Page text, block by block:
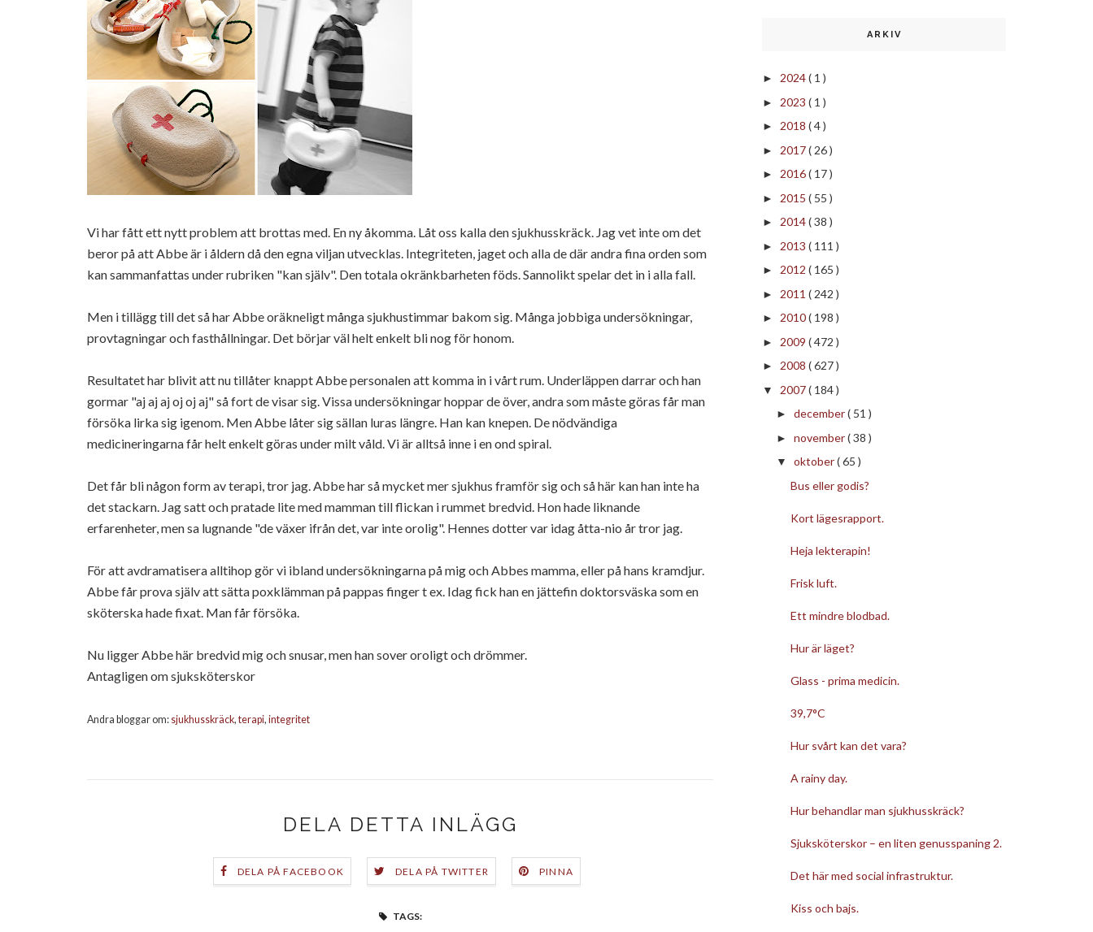
Vi har fått ett nytt problem att brottas med. En ny åkomma. Låt oss kalla den sjukhusskräck. Jag vet inte om det
beror på attAbbeär i åldern då den egna viljan utvecklas. Integriteten, jaget och alla de där andra fina orden som
kan sammanfattas under rubriken "kan själv". Den totalaokränkbarhetenföds.Sannoliktspelar det in i alla fall.
Men i tillägg till det så harAbbeoräkneligt många sjukhustimmar bakom sig. Många jobbiga undersökningar,
provtagningar ochfasthållningar. Det börjar väl helt enkelt bli nog för honom.
Resultatet har blivit att nu tillåter knapptAbbepersonalen att komma in i vårt rum. Underläppen darrar och han
gormar "aj aj aj oj oj aj" så fort de visar sig. Vissa undersökningar hoppar de över, andra som måste göras får man
försöka lirka sig igenom. MenAbbe låter sig sällan luras längre. Han kan knepen. De nödvändiga
medicineringarna får helt enkelt göras under milt våld. Vi är alltså inne i en ondspiral.
Det får bli någon form av terapi, tror jag.Abbehar så mycket mer sjukhus framför sig och så här kan han inte ha
detstackarn. Jag satt och pratade lite med mamman till flickan i rummet bredvid. Hon hade liknande
erfarenheter, men sa lugnande "de växer ifrån det, var inte orolig". Hennes dotter var idag åtta-nio år tror jag.
För att avdramatisera alltihop gör vi ibland undersökningarna på mig ochAbbes mamma, eller på hans kramdjur.
Abbefår prova själv att sättapoxklämmanpåpappas finger t ex. Idag fick han en jättefin doktorsväska som en
sköterska hade fixat. Man får försöka.
Nu liggerAbbehär bredvid mig ochsnusar, men han sover oroligt och drömmer.
Antagligen omsjuksköterskor
Andra bloggarom: sjukhusskräck, terapi, integritet
DELA DETTA INLÄGG
DELA PÅ FACEBOOK DELA PÅ TWITTER PINNA
TAGS:
ARKIV
► 2024( 1 )
► 2023 ( 1 )
► 2018 ( 4 )
► 2017( 26 )
► 2016( 17 )
► 2015 ( 55 )
► 2014( 38 )
► 2013 ( 111 )
► 2012 ( 165 )
► 2011 ( 242 )
► 2010( 198 )
► 2009 ( 472 )
► 2008 ( 627 )
▼ 2007( 184 )
► december( 51 )
► november( 38 )
▼ oktober( 65 )
Bus eller godis?
Kort lägesrapport.
Heja lekterapin!
Frisk luft.
Ett mindre blodbad.
Hur är läget?
Glass - prima medicin.
39,7°C
Hur svårt kan det vara?
A rainy day.
Hur behandlar man sjukhusskräck?
Sjuksköterskor – en liten genusspaning 2.
Det här med social infrastruktur.
Kiss och bajs.